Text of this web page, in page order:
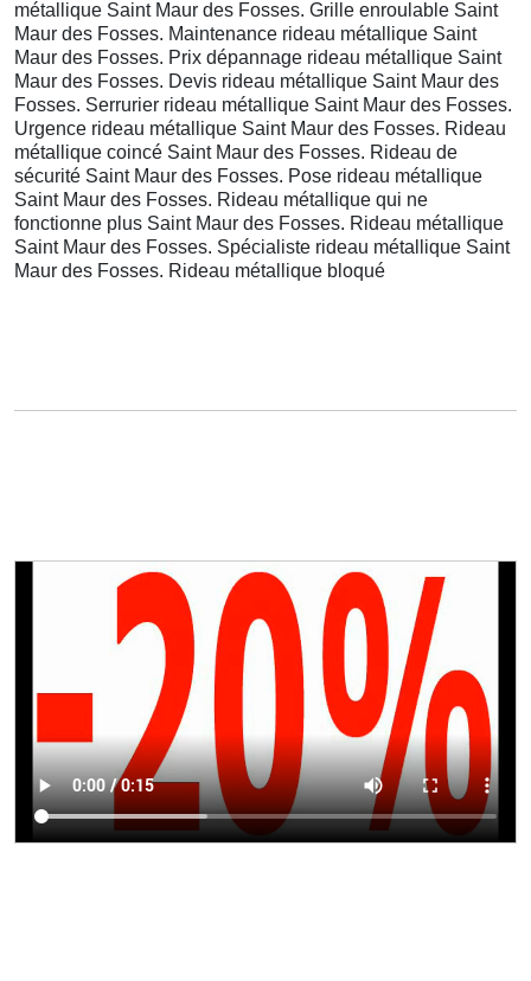
métallique Saint Maur des Fosses. Grille enroulable Saint
Maur des Fosses. Maintenance rideau métallique Saint
Maur des Fosses. Prix dépannage rideau métallique Saint
Maur des Fosses. Devis rideau métallique Saint Maur des
Fosses. Serrurier rideau métallique Saint Maur des Fosses.
Urgence rideau métallique Saint Maur des Fosses. Rideau
métallique coincé Saint Maur des Fosses. Rideau de
sécurité Saint Maur des Fosses. Pose rideau métallique
Saint Maur des Fosses. Rideau métallique qui ne
fonctionne plus Saint Maur des Fosses. Rideau métallique
Saint Maur des Fosses. Spécialiste rideau métallique Saint
Maur des Fosses. Rideau métallique bloqué